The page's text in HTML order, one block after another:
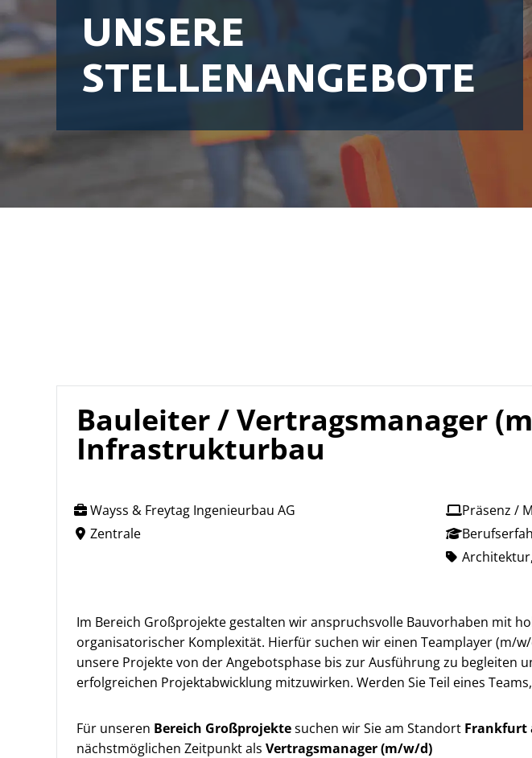
UNSERE
STELLENANGEBOTE
Bauleiter / Vertragsmanager
Infrastrukturbau
Wayss & Freytag Ingenieurbau AG
Zentrale
Präsenz /
Im Bereich Großprojekte gestalten wir anspruchsvolle Bauvorhaben mit
organisatorischer Komplexität. Hierfür suchen wir einen Teamplayer (m/
unsere Projekte von der Angebotsphase bis zur Ausführung zu begleiten
erfolgreichen Projektabwicklung mitzuwirken. Werden Sie Teil eines
Für unseren Bereich Großprojektesuchen wir Sie am Standort Frankfurt
nächstmöglichen Zeitpunkt als Vertragsmanager (m/w/d)